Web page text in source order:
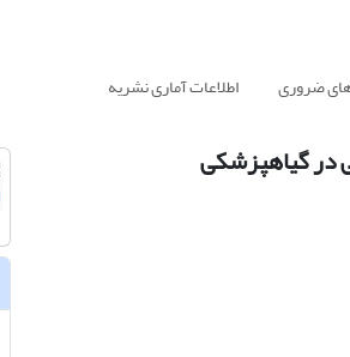
ضروری اطلاعات آماری نشریه
در گیاهپزشکی